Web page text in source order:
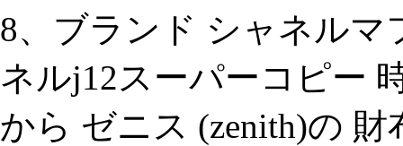
8、ブランド シャネルマ
ネルj12スーパーコピー
から ゼニス (zenith)の